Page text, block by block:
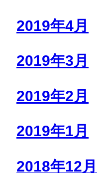
2019年4月
2019年3月
2019年2月
2019年1月
2018年12月